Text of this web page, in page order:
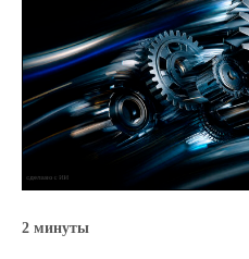
2 минуты